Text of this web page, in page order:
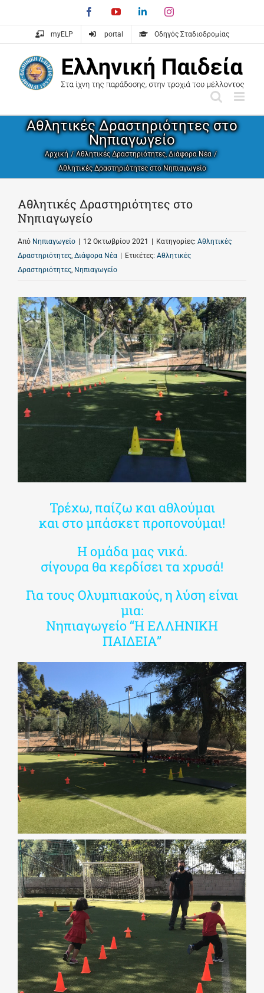
content
FacebookYouTubeLinkedInInstagram
myELP portal Οδηγός Σταδιοδρομίας
Αθλητικές Δραστηριότητες στο
Νηπιαγωγείο
Αρχική Αθλητικές Δραστηριότητες Διάφορα Νέα
Αθλητικές Δραστηριότητες στο Νηπιαγωγείο
Αθλητικές Δραστηριότητες στο
Νηπιαγωγείο
Από Νηπιαγωγείο 12 Οκτωβρίου 2021 Κατηγορίες: Αθλητικές
Δραστηριότητες, Διάφορα Νέα Ετικέτες: Αθλητικές
Δραστηριότητες, Νηπιαγωγείο
Τρέχω, παίζω και αθλούμαι
και στο μπάσκετ προπονούμαι!
Η ομάδα μας νικά.
σίγουρα θα κερδίσει τα χρυσά!
Για τους Ολυμπιακούς, η λύση είναι
μια:
Νηπιαγωγείο “Η ΕΛΛΗΝΙΚΗ
ΠΑΙΔΕΙΑ”